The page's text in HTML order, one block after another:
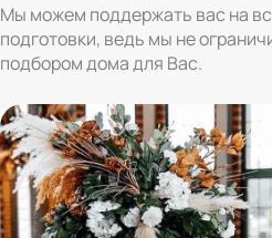
Мы можем поддержать вас на
подготовки, ведь мы не
подбором дома для Вас.